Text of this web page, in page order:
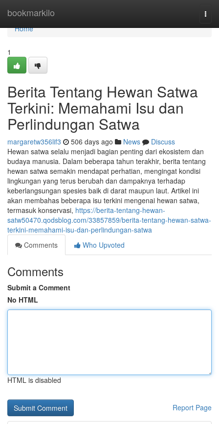
bookmarkilo
Home
Home
1
Berita Tentang Hewan Satwa
Terkini: Memahami Isu dan
Perlindungan Satwa
margaretw356lif3 506 days ago News
Discuss
Hewan satwa selalu menjadi bagian penting dari ekosistem dan
budaya manusia. Dalam beberapa tahun terakhir, berita tentang
hewan satwa semakin mendapat perhatian, mengingat kondisi
lingkungan yang terus berubah dan dampaknya terhadap
keberlangsungan spesies baik di darat maupun laut. Artikel ini
akan membahas beberapa isu terkini mengenai hewan satwa,
termasuk konservasi, https://berita-tentang-hewan-
satw50470.qodsblog.com/33857859/berita-tentang-hewan-satwa-
terkini-memahami-isu-dan-perlindungan-satwa
Comments
Who Upvoted
Comments
Submit a Comment
No HTML
HTML is disabled
Report Page